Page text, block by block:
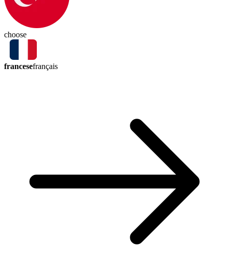
choose
francesefrançais